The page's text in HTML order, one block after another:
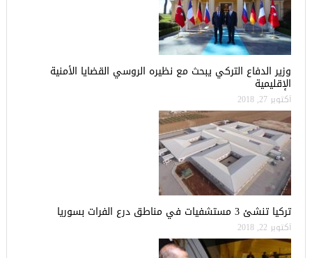
وزير الدفاع التركي يبحث مع نظيره الروسي القضايا الأمنية
الإقليمية
أكتوبر 27, 2018
تركيا تنشئ 3 مستشفيات في مناطق درع الفرات بسوريا
أكتوبر 22, 2018